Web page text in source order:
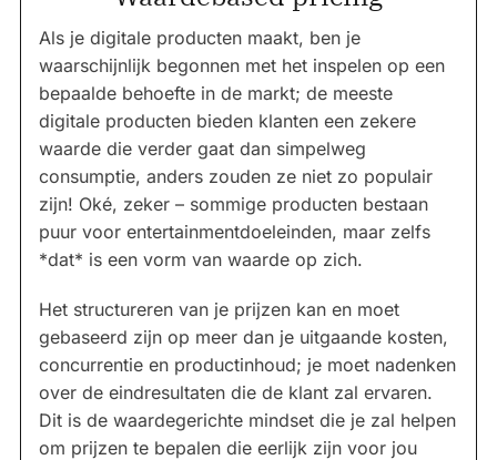
Als je digitale producten maakt, ben je
waarschijnlijk begonnen met het inspelen op een
bepaalde behoefte in de markt; de meeste
digitale producten bieden klanten een zekere
waarde die verder gaat dan simpelweg
consumptie, anders zouden ze niet zo populair
zijn! Oké, zeker – sommige producten bestaan
puur voor entertainmentdoeleinden, maar zelfs
*dat* is een vorm van waarde op zich.
Het structureren van je prijzen kan en moet
gebaseerd zijn op meer dan je uitgaande kosten,
concurrentie en productinhoud; je moet nadenken
over de eindresultaten die de klant zal ervaren.
Dit is de waardegerichte mindset die je zal helpen
om prijzen te bepalen die eerlijk zijn voor jou